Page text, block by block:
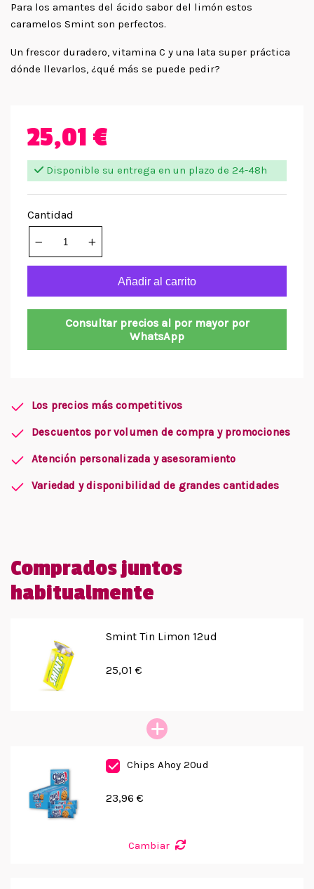
Para los amantes del ácido sabor del limón estos
caramelos Smint son perfectos.
Un frescor duradero, vitamina C y una lata super práctica
dónde llevarlos, ¿qué más se puede pedir?
25,01 €
Disponible su entrega en un plazo de 24-48h
Cantidad
Añadir al carrito
Consultar precios al por mayor por
WhatsApp
Los precios más competitivos
Descuentos por volumen de compra y promociones
Atención personalizada y asesoramiento
Variedad y disponibilidad de grandes cantidades
Comprados juntos
habitualmente
Smint Tin Limon 12ud
25,01 €
Chips Ahoy 20ud
23,96 €
Cambiar